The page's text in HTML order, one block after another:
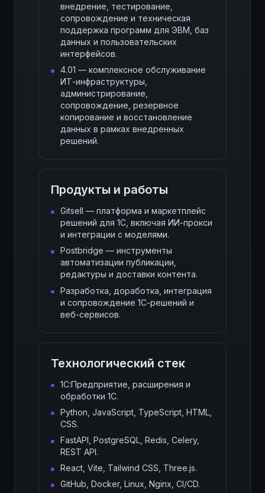
внедрение, тестирование,
сопровождение и техническая
поддержка программ для ЭВМ, баз
данных и пользовательских
интерфейсов.
4.01 — комплексное обслуживание
ИТ-инфраструктуры,
администрирование,
сопровождение, резервное
копирование и восстановление
данных в рамках внедренных
решений.
Продукты и работы
Gitsell — платформа и маркетплейс
решений для 1С, включая ИИ-прокси
и интеграции с моделями.
Postbridge — инструменты
автоматизации публикации,
редактуры и доставки контента.
Разработка, доработка, интеграция
и сопровождение 1С-решений и
веб-сервисов.
Технологический стек
1С:Предприятие, расширения и
обработки 1С.
Python, JavaScript, TypeScript, HTML,
CSS.
FastAPI, PostgreSQL, Redis, Celery,
REST API.
React, Vite, Tailwind CSS, Three.js.
GitHub, Docker, Linux, Nginx, CI/CD.